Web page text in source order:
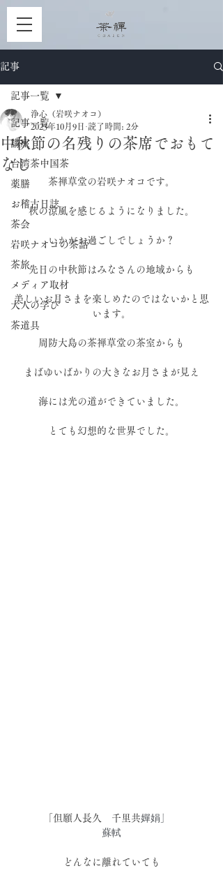
記事
記事一覧
講座
台湾茶中国茶
薬膳
お稽古日誌
茶会
岩咲ナオコの茶話
茶旅
メディア取材
大人の学び
茶道具
記事一覧
中秋節の名残りの茶席でおもて
なし
浄心（岩咲ナオコ）
2023年10月9日 読了時間: 2分
茶禅草堂の岩咲ナオコです。
秋の涼風を感じるようになりました。
いかがお過ごしでしょうか？
先日の中秋節はみなさんの地域からも
美しいお月さまを楽しめたのではないかと思
います。
周防大島の茶禅草堂の茶室からも
まばゆいばかりの大きなお月さまが見え
海には光の道ができていました。
とても幻想的な世界でした。
「但願人長久　千里共嬋娟」
蘇軾
どんなに離れていても